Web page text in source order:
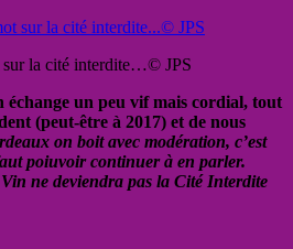
sur la cité interdite…© JPS
un peu vif mais cordial, tout
(peut-être à 2017) et de nous
on boit avec modération, c’est
poiuvoir continuer à en parler.
ne deviendra pas la Cité Interdite